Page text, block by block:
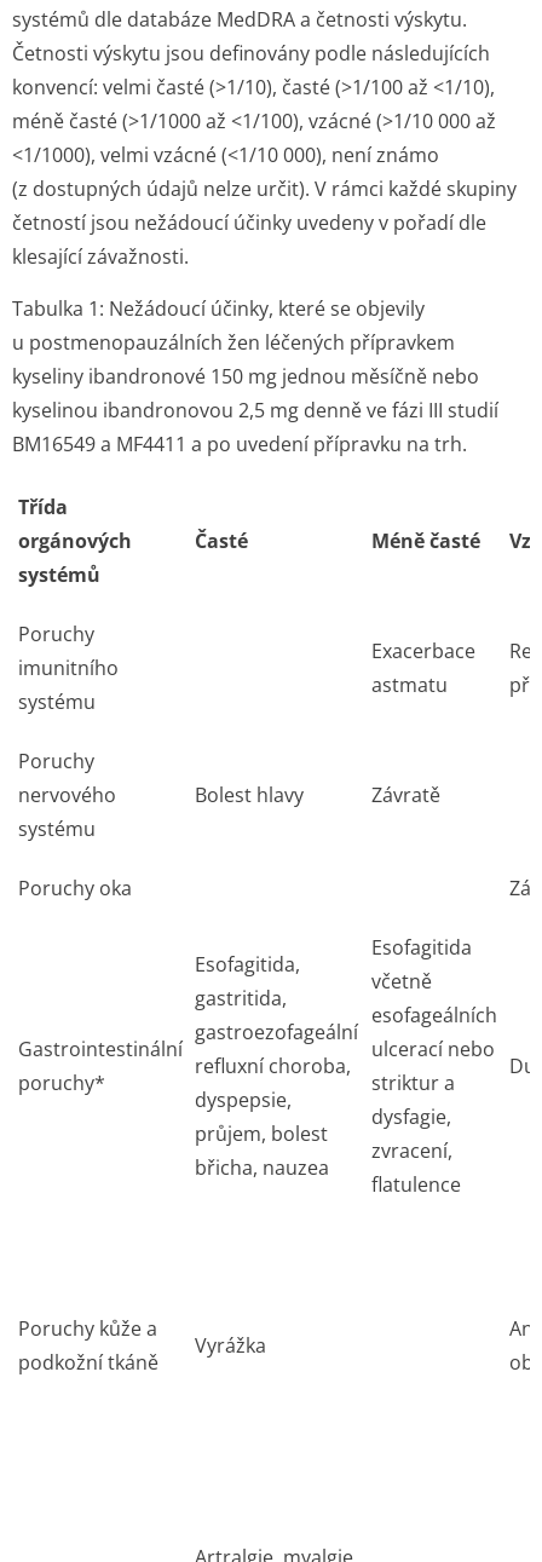
systémů dle databáze MedDRA a četnosti výskytu.
Četnosti výskytu jsou definovány podle následujících
konvencí: velmi časté (>1/10), časté (>1/100 až <1/10),
méně časté (>1/1000 až <1/100), vzácné (>1/10 000 až
<1/1000), velmi vzácné (<1/10 000), není známo
(z dostupných údajů nelze určit). V rámci každé skupiny
četností jsou nežádoucí účinky uvedeny v pořadí dle
klesající závažnosti.
Tabulka 1: Nežádoucí účinky, které se objevily
u postmenopau­zálních žen léčených přípravkem
kyseliny ibandronové 150 mg jednou měsíčně nebo
kyselinou ibandronovou 2,5 mg denně ve fázi III studií
BM16549 a MF4411 a po uvedení přípravku na trh.
Třída
orgánových
systémů
Časté Méně časté
Poruchy
imunitního
systému
Exacerbace
astmatu
Poruchy
nervového
systému
Bolest hlavy Závratě
Poruchy oka
Gastrointestinální
poruchy*
Esofagitida,
gastritida,
gastroezofageální
refluxní choroba,
dyspepsie,
průjem, bolest
břicha, nauzea
Esofagitida
včetně
esofageálních
ulcerací nebo
striktur a
dysfagie,
zvracení,
flatulence
Poruchy kůže a
podkožní tkáně
Vyrážka